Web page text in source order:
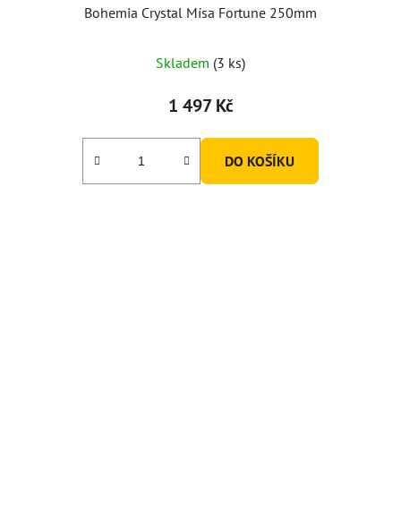
Bohemia Crystal Mísa Fortune 250mm
Skladem (3 ks)
1 497 Kč
DO KOŠÍKU